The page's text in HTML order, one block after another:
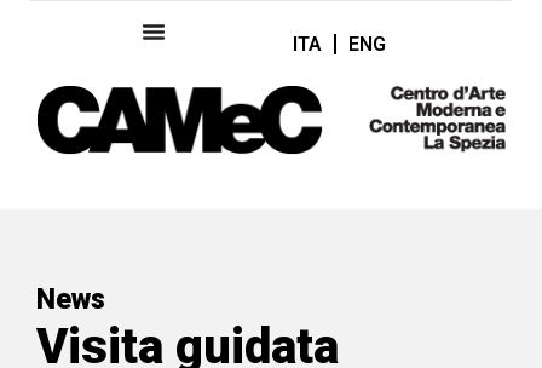
ITA ENG
News
Visita guidata